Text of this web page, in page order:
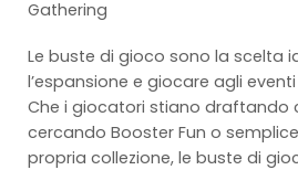
Gathering
Le buste di gioco sono la scelta
l’espansione e giocare agli
Che i giocatori stiano draftando
cercando Booster Fun o
propria collezione, le buste di